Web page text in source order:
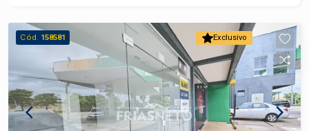
Exclusivo
Cód. 158581